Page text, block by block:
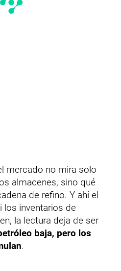
mercado no mira solo
almacenes, sino qué
de refino. Y ahí el
los inventarios de
la lectura deja de ser
baja, pero los
.